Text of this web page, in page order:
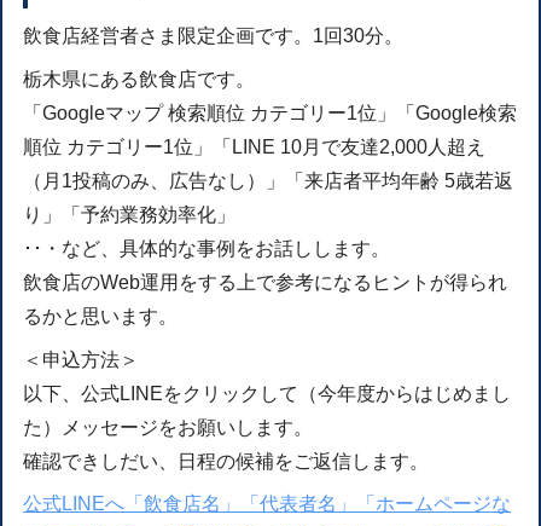
飲食店経営者さま限定企画です。1回30分。
栃木県にある飲食店です。
「Googleマップ 検索順位 カテゴリー1位」「Google検索
順位 カテゴリー1位」「LINE 10月で友達2,000人超え
（月1投稿のみ、広告なし）」「来店者平均年齢 5歳若返
り」「予約業務効率化」
･･・など、具体的な事例をお話しします。
飲食店のWeb運用をする上で参考になるヒントが得られ
るかと思います。
＜申込方法＞
以下、公式LINEをクリックして（今年度からはじめまし
た）メッセージをお願いします。
確認できしだい、日程の候補をご返信します。
公式LINEへ「飲食店名」「代表者名」「ホームページな